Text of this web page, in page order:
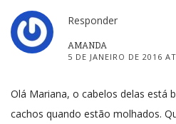
Responder
AMANDA
5 DE JANEIRO DE 2016
Olá Mariana, o cabelos delas está
cachos quando estão molhados.